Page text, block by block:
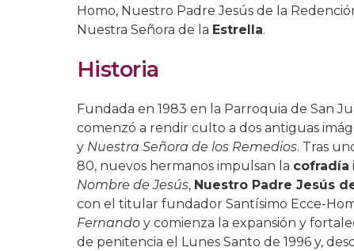
Homo, Nuestro Padre Jesús de la
Nuestra Señora de la Estrella.
Historia
Fundada en 1983 en la Parroquia de San
comenzó a rendir culto a dos antiguas
y Nuestra Señora de los Remedios. Tras
80, nuevos hermanos impulsan la cofradía
Nombre de Jesús, Nuestro Padre Jesús
con el titular fundador Santísimo Ecce-
Fernando y comienza la expansión y
de penitencia el Lunes Santo de 1996 y,